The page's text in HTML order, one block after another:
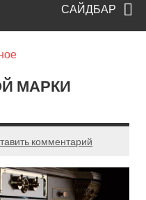
САЙДБАР
МАРКИ
комментарий